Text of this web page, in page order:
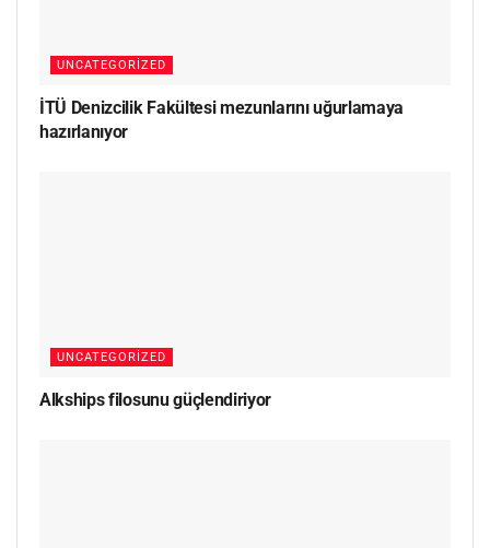
UNCATEGORIZED
İTÜ Denizcilik Fakültesi mezunlarını uğurlamaya
hazırlanıyor
UNCATEGORIZED
Alkships filosunu güçlendiriyor